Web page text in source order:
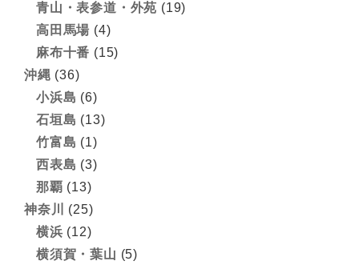
青山・表参道・外苑 (19)
高田馬場 (4)
麻布十番 (15)
沖縄 (36)
小浜島 (6)
石垣島 (13)
竹富島 (1)
西表島 (3)
那覇 (13)
神奈川
(25)
横浜 (12)
横須賀・葉山 (5)